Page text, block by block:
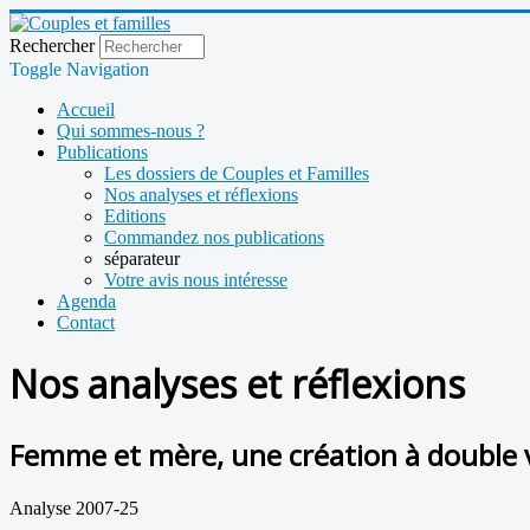
Rechercher
Toggle Navigation
Accueil
Qui sommes-nous ?
Publications
Les dossiers de Couples et Familles
Nos analyses et réflexions
Editions
Commandez nos publications
séparateur
Votre avis nous intéresse
Agenda
Contact
Nos analyses et réflexions
Femme et mère, une création à double
Analyse 2007-25